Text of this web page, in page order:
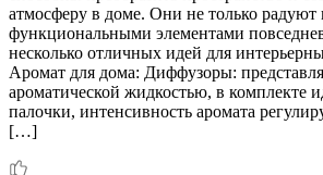
атмосферу в доме. Они не только радуют
функциональными элементами
несколько отличных идей для
Аромат для дома: Диффузоры:
ароматической жидкостью, в комплекте
палочки, интенсивность аромата
[…]